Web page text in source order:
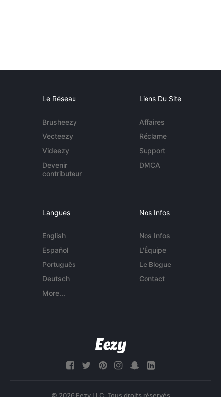
Le Réseau
Brusheezy
Vecteezy
Videezy
Devenir
contributeur
Liens Du Site
Affaires
Réclame
Support
DMCA
Langues
English
Español
Português
Deutsch
More...
Nos Infos
Nos Infos
L'Équipe
Le Blogue
Contact
© 2026 Eezy LLC. Tous droits réservés